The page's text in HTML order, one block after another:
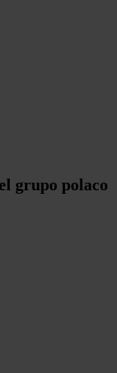
grupo polaco